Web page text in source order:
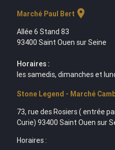
Marché Paul Bert location_on
Allée 6 Stand 83
93400 Saint Ouen sur Seine
Horaires :
les samedis, dimanches et
Stone Legend - Marché
73, rue des Rosiers ( entrée
Curie) 93400 Saint Ouen sur
Horaires :